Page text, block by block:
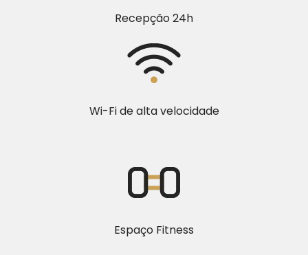
Recepção 24h
Wi-Fi de alta velocidade
Espaço Fitness